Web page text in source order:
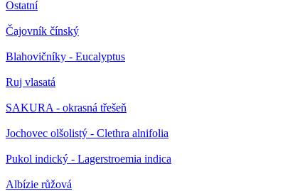
Ostatní
Čajovník čínský
Blahovičníky - Eucalyptus
Ruj vlasatá
SAKURA - okrasná třešeň
Jochovec olšolistý - Clethra alnifolia
Pukol indický - Lagerstroemia indica
Albízie růžová